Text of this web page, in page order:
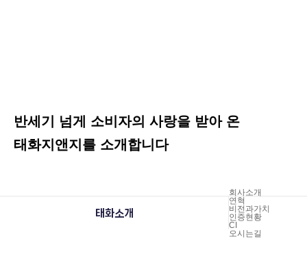
반세기 넘게 소비자의 사랑을 받아 온
태화지앤지를 소개합니다
태화소개
회사소개
연혁
비전과가치
인증현황
CI
오시는길